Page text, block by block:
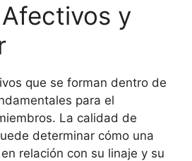
y
que se forman dentro de
para el
La calidad de
determinar cómo una
relación con su linaje y su